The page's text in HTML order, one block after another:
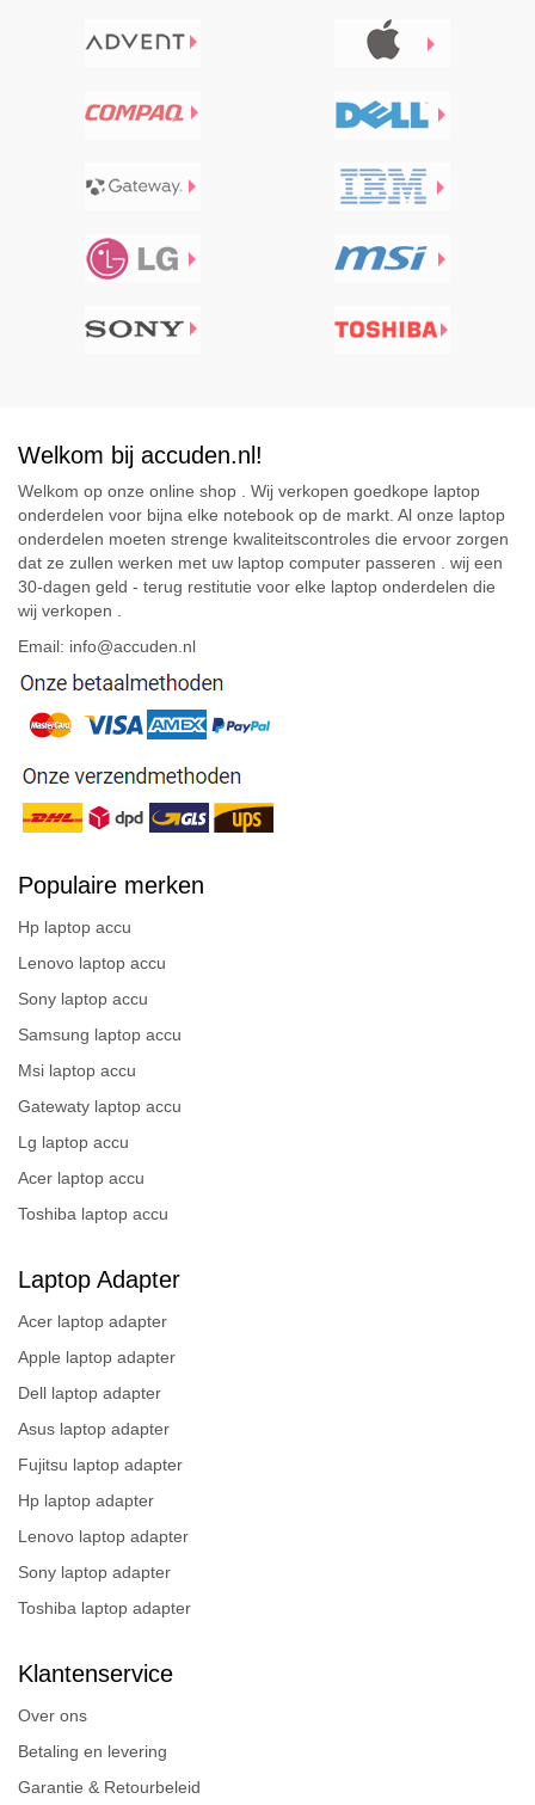
Welkom bij accuden.nl!
Welkom op onze online shop . Wij verkopen goedkope laptop
onderdelen voor bijna elke notebook op de markt. Al onze laptop
onderdelen moeten strenge kwaliteitscontroles die ervoor zorgen
dat ze zullen werken met uw laptop computer passeren . wij een
30-dagen geld - terug restitutie voor elke laptop onderdelen die
wij verkopen .
Email: info@accuden.nl
Populaire merken
Hp laptop accu
Lenovo laptop accu
Sony laptop accu
Samsung laptop accu
Msi laptop accu
Gatewaty laptop accu
Lg laptop accu
Acer laptop accu
Toshiba laptop accu
Laptop Adapter
Acer laptop adapter
Apple laptop adapter
Dell laptop adapter
Asus laptop adapter
Fujitsu laptop adapter
Hp laptop adapter
Lenovo laptop adapter
Sony laptop adapter
Toshiba laptop adapter
Klantenservice
Over ons
Betaling en levering
Garantie & Retourbeleid